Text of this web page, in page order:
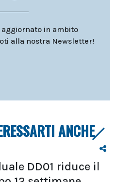
in ambito
alla nostra Newsletter!
ANCHE
DD01 riduce il